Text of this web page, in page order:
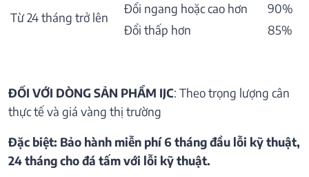
Từ 24 tháng trở lên
Đổi ngang hoặc cao hơn
90%
Đổi thấp hơn
85%
ĐỐI VỚI DÒNG SẢN PHẨM IJC: Theo trọng lượng cân
thực tế và giá vàng thị trường
Đặc biệt: Bảo hành miễn phí 6 tháng đầu lỗi kỹ thuật,
24 tháng cho đá tấm với lỗi kỹ thuật.